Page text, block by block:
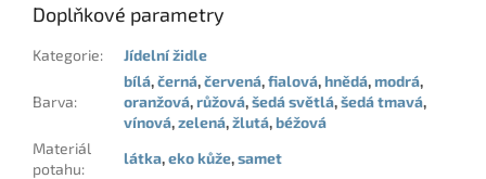
Doplňkové parametry
Kategorie: Jídelní židle
Barva:
bílá,černá,červená,fialová,hnědá,modrá,
oranžová,růžová,šedá světlá,šedá tmavá,
vínová,zelená,žlutá,béžová
Materiál
potahu:
látka,eko kůže,samet